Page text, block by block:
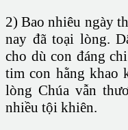
2) Bao nhiêu ngày
nay đã toại lòng.
cho dù con đáng
tim con hằng khao
lòng Chúa vẫn
nhiều tội khiên.